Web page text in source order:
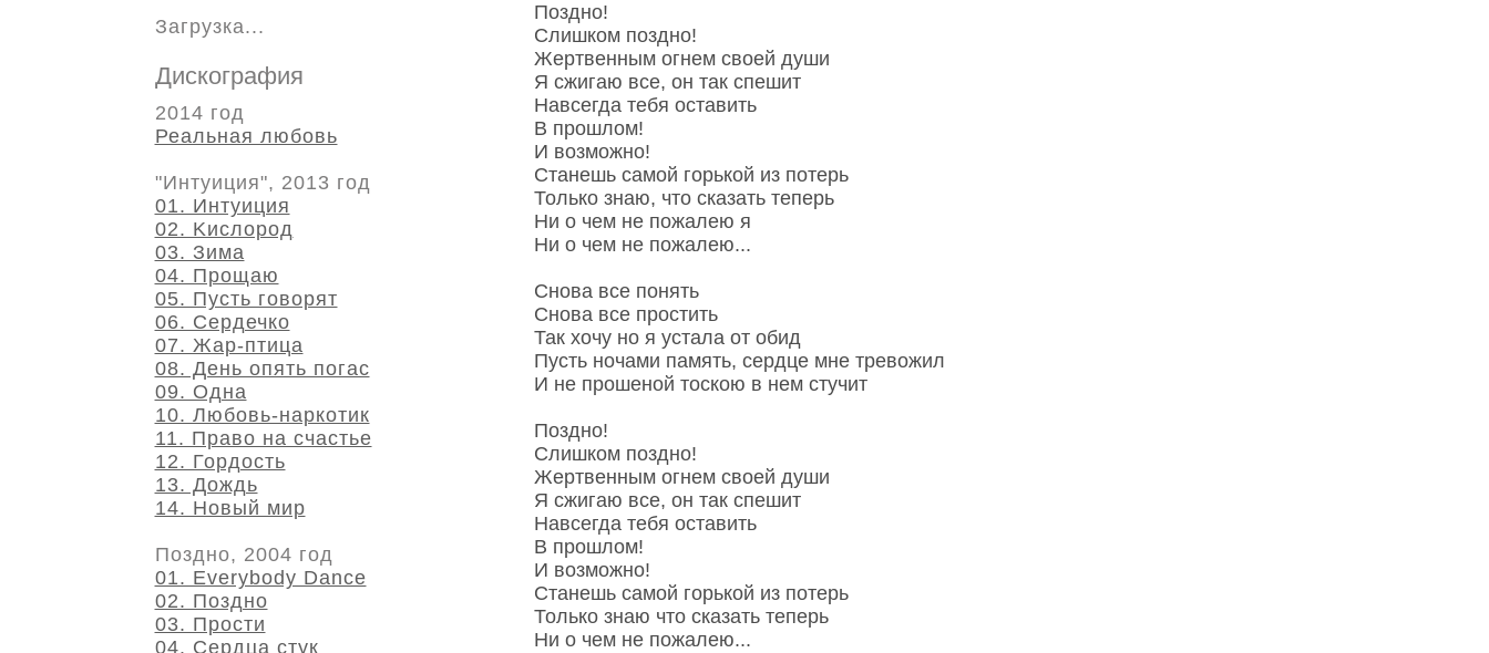
Поздно!
Слишком поздно!
Жертвенным огнем своей души
Я сжигаю все, он так спешит
Навсегда тебя оставить
В прошлом!
И возможно!
Станешь самой горькой из потерь
Только знаю, что сказать теперь
Ни о чем не пожалею я
Ни о чем не пожалею...
Снова все понять
Снова все простить
Так хочу но я устала от обид
Пусть ночами память, сердце мне тревожил
И не прошеной тоскою в нем стучит
Поздно!
Слишком поздно!
Жертвенным огнем своей души
Я сжигаю все, он так спешит
Навсегда тебя оставить
В прошлом!
И возможно!
Станешь самой горькой из потерь
Только знаю что сказать теперь
Ни о чем не пожалею...
Загрузка...
Дискография
2014 год
Реальная любовь
"Интуиция", 2013 год
01. Интуиция
02. Kислород
03. Зима
04. Прощаю
05. Пусть говорят
06. Сердечко
07. Жар-птица
08. День опять погас
09. Одна
10. Любовь-наркотик
11. Право на счастье
12. Гордость
13. Дождь
14. Новый мир
Поздно, 2004 год
01. Everybody Dance
02. Поздно
03. Прости
04. Сердца стук